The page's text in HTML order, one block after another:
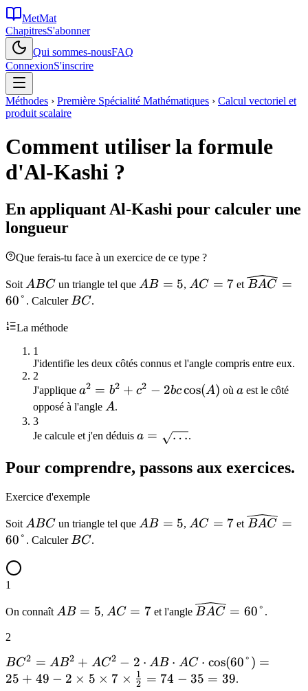
MetMat
ChapitresS'abonner
Qui sommes-nousFAQ
ConnexionS'inscrire
Méthodes › Première Spécialité Mathématiques › Calcul vectoriel et
produit scalaire
Comment utiliser la formule
d'Al-Kashi ?
En appliquant Al-Kashi pour calculer une
longueur
Que ferais-tu face à un exercice de ce type ?
Soit ABC
ABC un triangle tel que AB
AB = 5, AC
AC = 7 et BAC =
60° . CalculerBC
BC.
La méthode
1
J'identifie les deux côtés connus et l'angle compris entre eux.
2
J'applique a^2 = b^2
+ c^2 -
a2 = b2 + c2 − 2bccos(A) oùa
a est le côté
opposé à l'angle A
A.
3
Je calcule et j'en déduis a =
a = ….
Pour comprendre, passons aux exercices.
Exercice d'exemple
Soit ABC
ABC un triangle tel que AB
AB = 5, AC
AC = 7 et BAC =
60° . CalculerBC
BC.
1
On connaît AB
AB = 5, AC
AC = 7et l'angle \widehat{BAC}
BAC = 60° .
2
BC^2 =
AB^2 +
BC2 = AB2 + AC2 − 2 ⋅ AB ⋅ AC ⋅ cos(60°) =
25 + 49 − 2 × 5 × 7 × 2
1 = 74 − 35 = 39.